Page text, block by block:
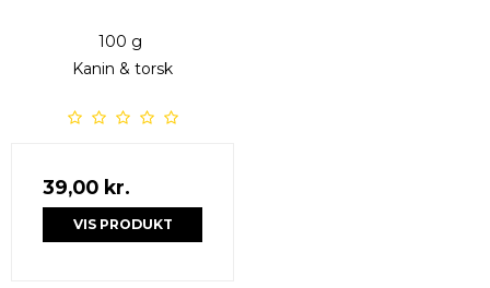
100 g
Kanin & torsk
39,00 kr.
VIS PRODUKT